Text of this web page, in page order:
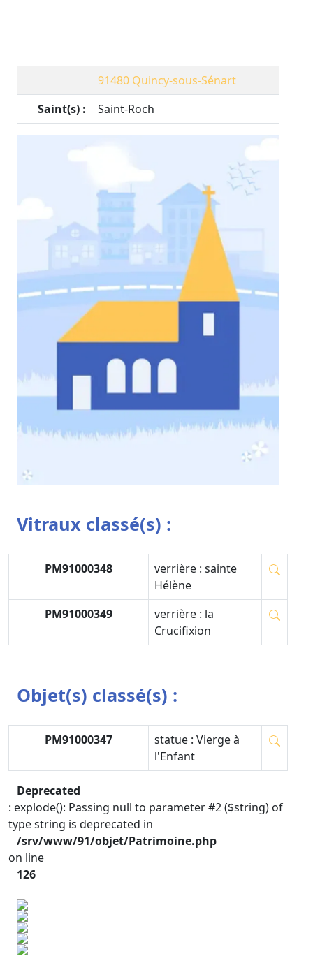
91480 Quincy-sous-Sénart
Saint(s) :
Saint-Roch
Vitraux classé(s) :
PM91000348
verrière : sainte
Hélène
PM91000349
verrière : la
Crucifixion
Objet(s) classé(s) :
PM91000347
statue : Vierge à
l'Enfant
Deprecated
: explode(): Passing null to parameter #2 ($string) of
type string is deprecated in
/srv/www/91/objet/Patrimoine.php
on line
126